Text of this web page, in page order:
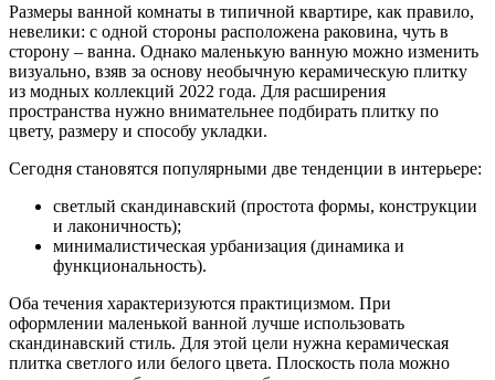
Размеры ванной комнаты в типичной квартире, как правило,
невелики: с одной стороны расположена раковина, чуть в
сторону – ванна. Однако маленькую ванную можно изменить
визуально, взяв за основу необычную керамическую плитку
из модных коллекций 2022 года. Для расширения
пространства нужно внимательнее подбирать плитку по
цвету, размеру и способу укладки.
Сегодня становятся популярными две тенденции в интерьере:
светлый скандинавский (простота формы, конструкции
и лаконичность);
минималистическая урбанизация (динамика и
функциональность).
Оба течения характеризуются практицизмом. При
оформлении маленькой ванной лучше использовать
скандинавский стиль. Для этой цели нужна керамическая
плитка светлого или белого цвета. Плоскость пола можно